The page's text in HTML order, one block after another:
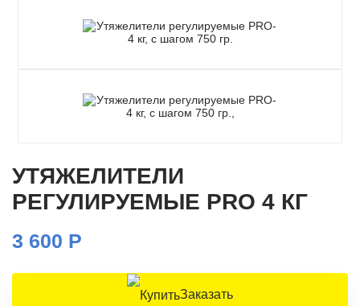
УТЯЖЕЛИТЕЛИ
РЕГУЛИРУЕМЫЕ PRO 4 КГ
3 600 Р
Заказать